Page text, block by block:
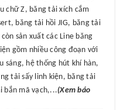
chữ Z, băng tải xích cắm
băng tải hồi JIG, băng tải
sản xuất các Line băng
gồm nhiều công đoạn với
sáng, hệ thống hút khí hàn,
tải sấy linh kiện, băng tải
bắn mã vạch,...(Xem báo